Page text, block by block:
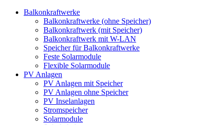
Balkonkraftwerke
Balkonkraftwerke (ohne Speicher)
Balkonkraftwerk (mit Speicher)
Balkonkraftwerk mit W-LAN
Speicher für Balkonkraftwerke
Feste Solarmodule
Flexible Solarmodule
PV Anlagen
PV Anlagen mit Speicher
PV Anlagen ohne Speicher
PV Inselanlagen
Stromspeicher
Solarmodule